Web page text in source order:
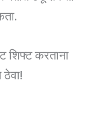
शिफ्ट करताना